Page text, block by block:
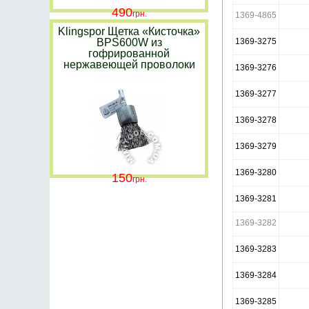
1369-4865
1369-3275
1369-3276
1369-3277
1369-3278
1369-3279
1369-3280
1369-3281
1369-3282
1369-3283
1369-3284
1369-3285
490
Klingspor Щетка «Кисточка»
BPS600W из
гофрированной
нержавеющей проволоки
150